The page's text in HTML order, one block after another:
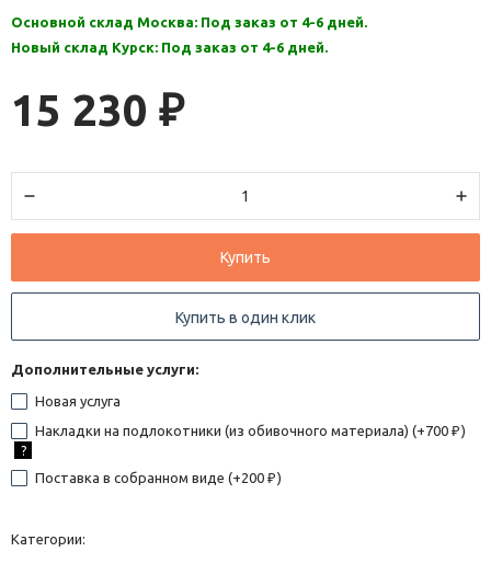
Основной склад Москва: Под заказ от 4-6 дней.
Новый склад Курск: Под заказ от 4-6 дней.
15 230 ₽
Купить
Купить в один клик
Дополнительные услуги:
Новая услуга
Накладки на подлокотники (из обивочного материала) (+700 ₽ )
?
Поставка в собранном виде (+200 ₽ )
Категории: